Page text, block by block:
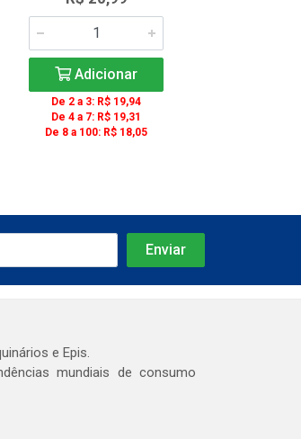
Adicionar
De 2 a 3: R$ 19,94
De 4 a 7: R$ 19,31
De 8 a 100: R$ 18,05
e Epis.
mundiais de consumo